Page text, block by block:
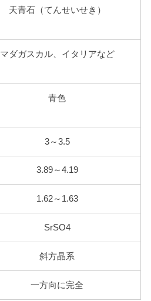
天青石（てんせいせき）
マダガスカル、イタリアなど
青色
3～3.5
3.89～4.19
1.62～1.63
SrSO4
斜方晶系
一方向に完全